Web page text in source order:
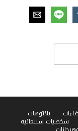
بلاتوهات
شخصيات سينمائية